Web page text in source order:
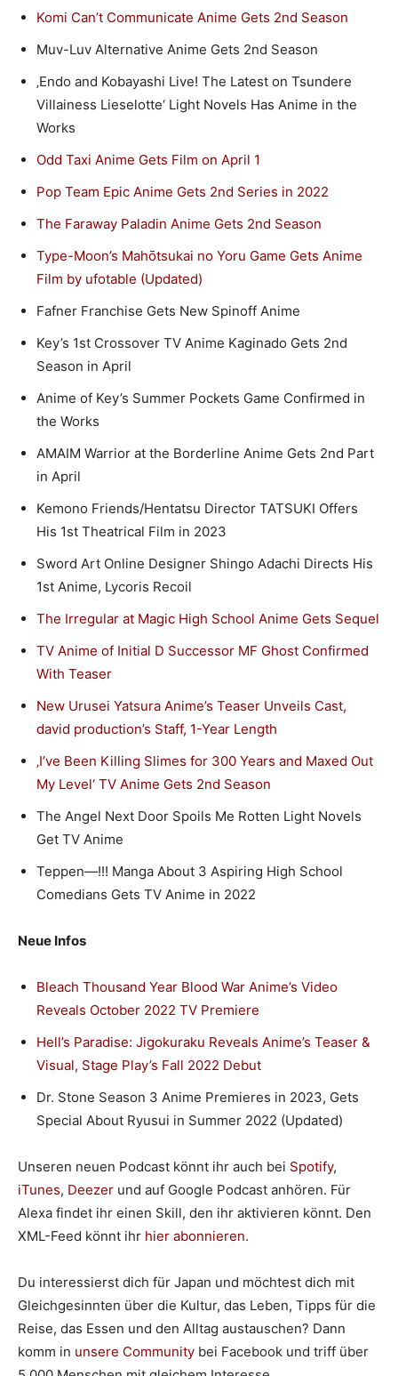
Komi Can’t Communicate Anime Gets 2nd Season
Muv-Luv Alternative Anime Gets 2nd Season
‚Endo and Kobayashi Live! The Latest on Tsundere
Villainess Lieselotte‘ Light Novels Has Anime in the
Works
Odd Taxi Anime Gets Film on April 1
Pop Team Epic Anime Gets 2nd Series in 2022
The Faraway Paladin Anime Gets 2nd Season
Type-Moon’s Mahōtsukai no Yoru Game Gets Anime
Film by ufotable (Updated)
Fafner Franchise Gets New Spinoff Anime
Key’s 1st Crossover TV Anime Kaginado Gets 2nd
Season in April
Anime of Key’s Summer Pockets Game Confirmed in
the Works
AMAIM Warrior at the Borderline Anime Gets 2nd Part
in April
Kemono Friends/Hentatsu Director TATSUKI Offers
His 1st Theatrical Film in 2023
Sword Art Online Designer Shingo Adachi Directs His
1st Anime, Lycoris Recoil
The Irregular at Magic High School Anime Gets Sequel
TV Anime of Initial D Successor MF Ghost Confirmed
With Teaser
New Urusei Yatsura Anime’s Teaser Unveils Cast,
david production’s Staff, 1-Year Length
‚I’ve Been Killing Slimes for 300 Years and Maxed Out
My Level‘ TV Anime Gets 2nd Season
The Angel Next Door Spoils Me Rotten Light Novels
Get TV Anime
Teppen—!!! Manga About 3 Aspiring High School
Comedians Gets TV Anime in 2022
Neue Infos
Bleach Thousand Year Blood War Anime’s Video
Reveals October 2022 TV Premiere
Hell’s Paradise: Jigokuraku Reveals Anime’s Teaser &
Visual, Stage Play’s Fall 2022 Debut
Dr. Stone Season 3 Anime Premieres in 2023, Gets
Special About Ryusui in Summer 2022 (Updated)
Unseren neuen Podcast könnt ihr auch bei Spotify,
iTunes, Deezer und auf Google Podcast anhören. Für
Alexa findet ihr einen Skill, den ihr aktivieren könnt. Den
XML-Feed könnt ihr hier abonnieren.
Du interessierst dich für Japan und möchtest dich mit
Gleichgesinnten über die Kultur, das Leben, Tipps für die
Reise, das Essen und den Alltag austauschen? Dann
komm in unsere Community bei Facebook und triff über